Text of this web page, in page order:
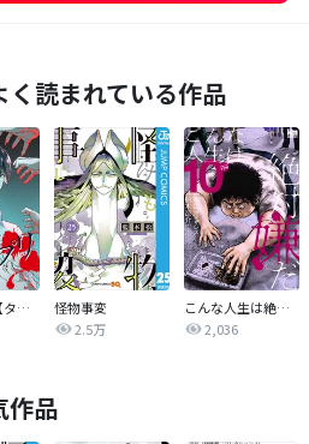
く読まれている作品
怪奇アプリ【タテヨミ】
怪物事変
2.5万
こんな人生は絶対嫌だ
2,036
作品